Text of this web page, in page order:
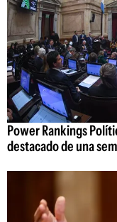
Power Rankings
destacado de una